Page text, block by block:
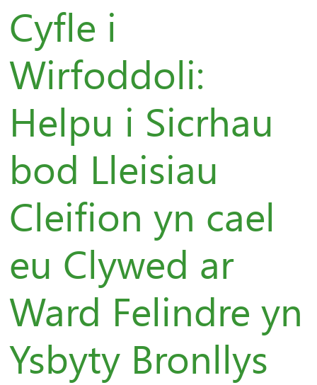
Cyfle i
Wirfoddoli:
Helpu i Sicrhau
bod Lleisiau
Cleifion yn cael
eu Clywed ar
Ward Felindre yn
Ysbyty Bronllys